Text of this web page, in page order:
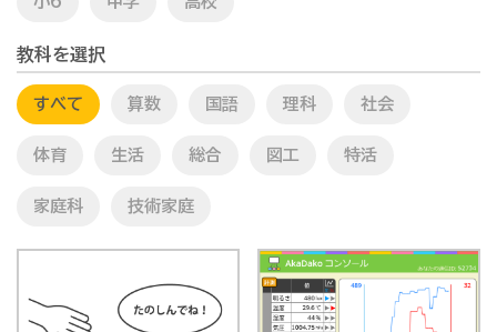
教科を選択
すべて 算数 国語 理科 社会
体育 生活 総合 図工 特活
家庭科 技術家庭